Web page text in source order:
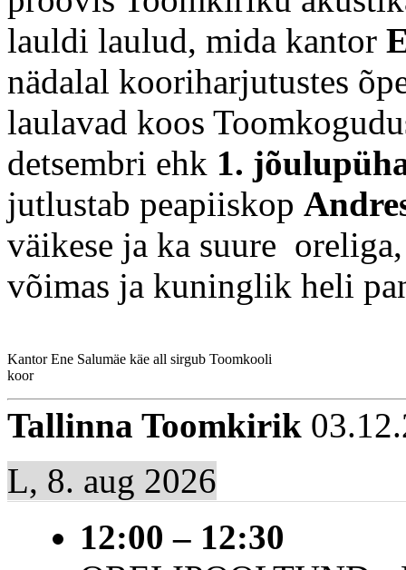
lauldi laulud, mida kantor
nädalal kooriharjutustes
laulavad koos
detsembri ehk 1.
jutlustab peapiiskop
väikese ja ka suure
võimas ja kuninglik heli
Kantor Ene Salumäe käe all sirgub Toomkooli
koor
Tallinna Toomkirik
L, 8. aug 2026
12:00 – 12:30